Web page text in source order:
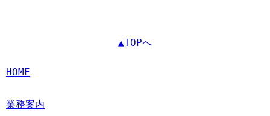
▲TOPへ
HOME
業務案内